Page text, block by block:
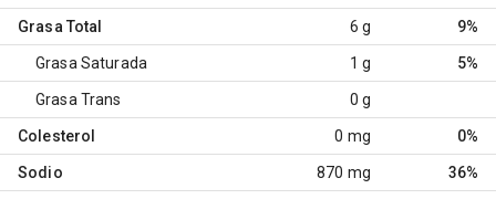
Grasa Total 6 g 9%
Grasa Saturada 1 g 5%
Grasa Trans 0 g
Colesterol 0 mg 0%
Sodio 870 mg 36%